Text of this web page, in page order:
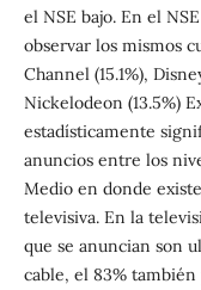
el NSE bajo. En el
observar los mismos
Channel (15.1%),
Nickelodeon (13.5%)
estadísticamente
anuncios entre los
Medio en donde
televisiva. En la
que se anuncian son
cable, el 83%